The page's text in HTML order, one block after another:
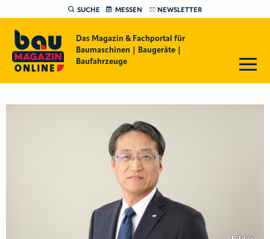
SUCHE MESSEN NEWSLETTER
Das Magazin & Fachportal für
Baumaschinen | Baugeräte |
Baufahrzeuge